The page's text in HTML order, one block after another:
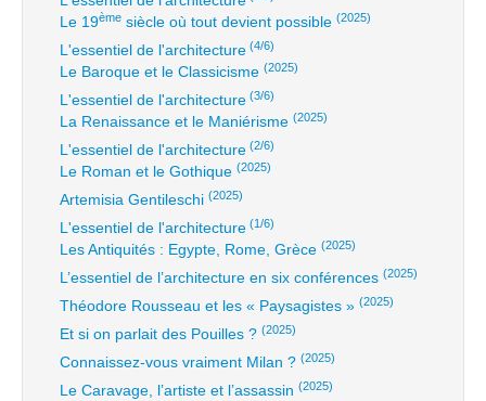
Le 19ème siècle où tout devient possible (2025)
L'essentiel de l'architecture (4/6)
Le Baroque et le Classicisme (2025)
L'essentiel de l'architecture (3/6)
La Renaissance et le Maniérisme (2025)
L'essentiel de l'architecture (2/6)
Le Roman et le Gothique (2025)
Artemisia Gentileschi (2025)
L'essentiel de l'architecture (1/6)
Les Antiquités : Egypte, Rome, Grèce (2025)
L’essentiel de l’architecture en six conférences (2025)
Théodore Rousseau et les « Paysagistes » (2025)
Et si on parlait des Pouilles ? (2025)
Connaissez-vous vraiment Milan ? (2025)
Le Caravage, l’artiste et l’assassin (2025)